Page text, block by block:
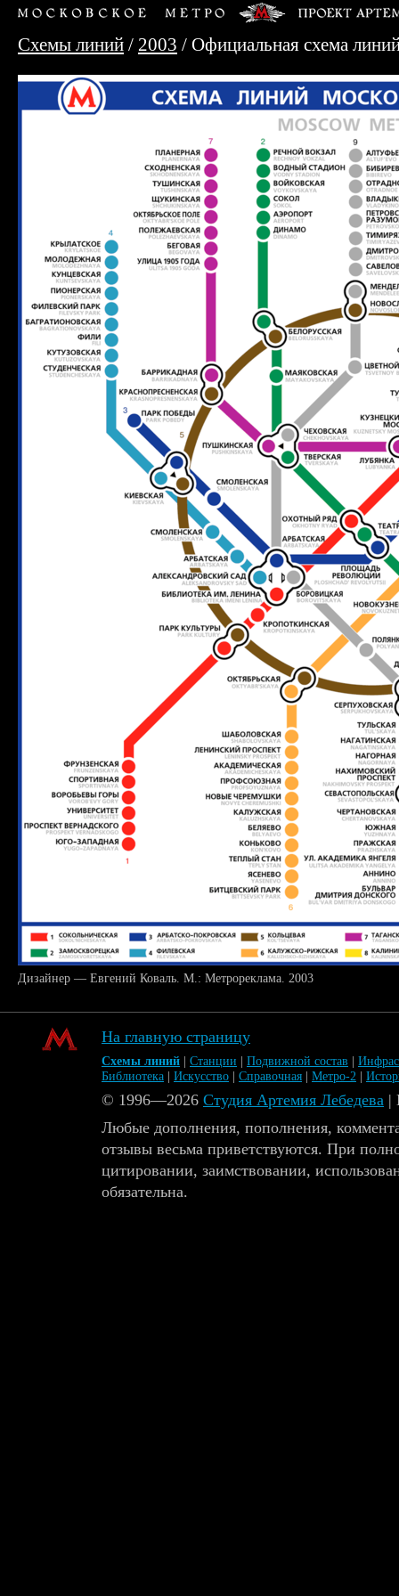
Схемы линий / 2003 / Официальная схема
Дизайнер — Евгений Коваль. М.: Метрореклама. 2003
На главную страницу
Схемы линий | Станции | Подвижной состав |
Библиотека | Искусство | Справочная | Метро-2 |
© 1996—2026 Студия Артемия Лебедева |
Любые дополнения, пополнения,
отзывы весьма приветствуются. При
цитировании, заимствовании,
обязательна.